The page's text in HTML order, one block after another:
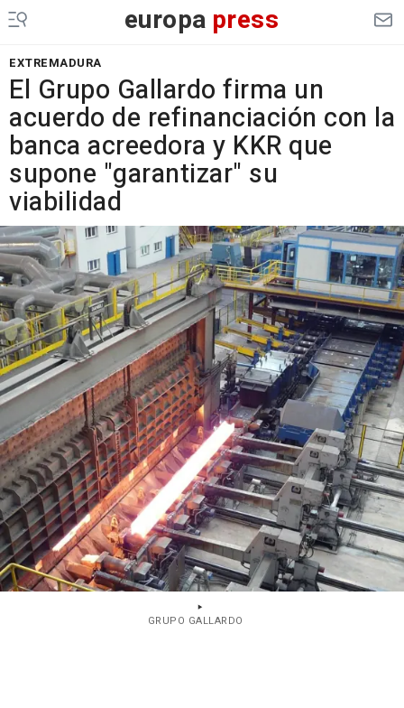
europa press
EXTREMADURA
El Grupo Gallardo firma un
acuerdo de refinanciación con la
banca acreedora y KKR que
supone "garantizar" su
viabilidad
GRUPO GALLARDO